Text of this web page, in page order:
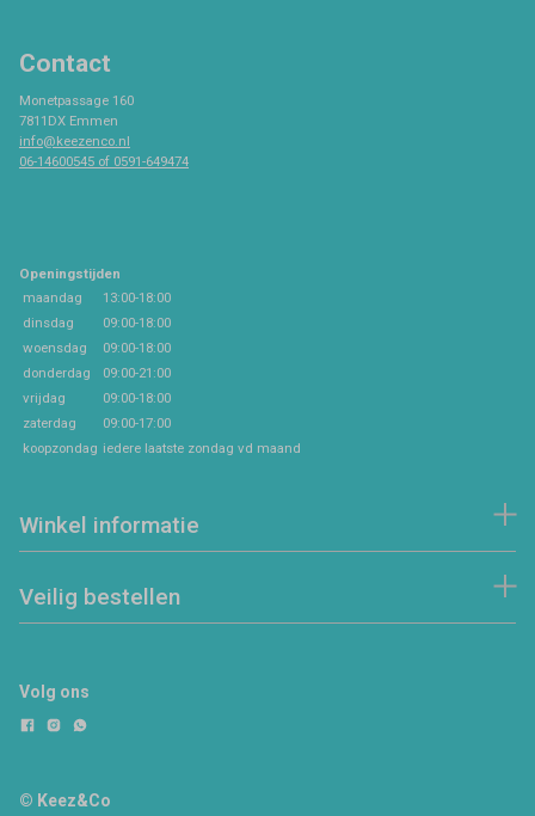
Contact
Monetpassage 160
7811DX Emmen
info@keezenco.nl
06-14600545 of 0591-649474
Openingstijden
maandag
13:00-18:00
dinsdag
09:00-18:00
woensdag
09:00-18:00
donderdag
09:00-21:00
vrijdag
09:00-18:00
zaterdag
09:00-17:00
koopzondag iedere laatste zondag vd maand
Winkel informatie
Veilig bestellen
Volg ons
© Keez&Co